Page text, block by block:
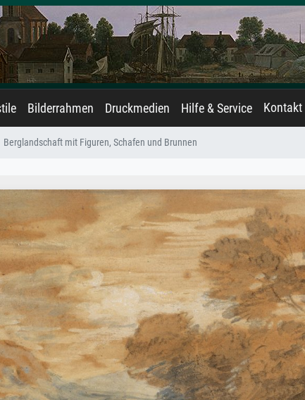
Bilderrahmen Druckmedien Hilfe & Service Kontakt
Berglandschaft mit Figuren, Schafen und Brunnen